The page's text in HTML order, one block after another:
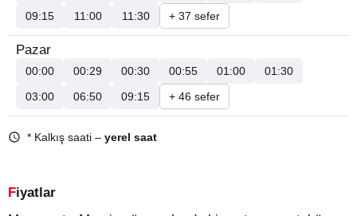
09:15
11:00 11:30 + 37 sefer
Pazar
00:00 00:29 00:30 00:55 01:00
01:30
03:00
06:50 09:15 + 46 sefer
* Kalkış saati – yerel saat
Fiyatlar